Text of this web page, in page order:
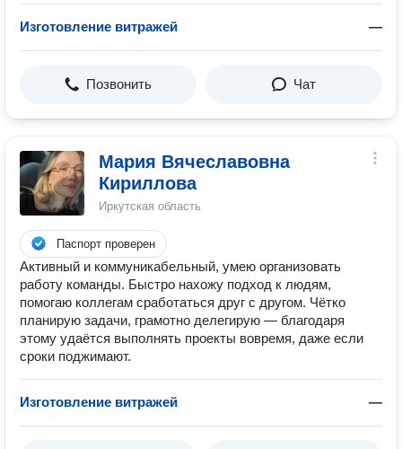
Изготовление витражей —
Позвонить Чат
Мария Вячеславовна
Кириллова
Иркутская область
Паспорт проверен
Активный и коммуникабельный, умею организовать
работу команды. Быстро нахожу подход к людям,
помогаю коллегам сработаться друг с другом. Чётко
планирую задачи, грамотно делегирую — благодаря
этому удаётся выполнять проекты вовремя, даже если
сроки поджимают.
Изготовление витражей —